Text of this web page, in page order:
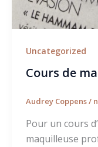
Uncategorized
Cours de
Audrey Coppens/
Pour un cours
maquilleuse